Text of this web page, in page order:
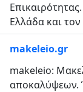
Ελλάδα και
makeleio.gr
makeleio:
αποκαλύψεων.